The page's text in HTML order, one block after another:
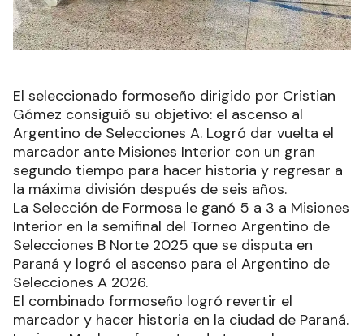
El seleccionado formoseño dirigido por Cristian
Gómez consiguió su objetivo: el ascenso al
Argentino de Selecciones A. Logró dar vuelta el
marcador ante Misiones Interior con un gran
segundo tiempo para hacer historia y regresar a
la máxima división después de seis años.
La Selección de Formosa le ganó 5 a 3 a Misiones
Interior en la semifinal del Torneo Argentino de
Selecciones B Norte 2025 que se disputa en
Paraná y logró el ascenso para el Argentino de
Selecciones A 2026.
El combinado formoseño logró revertir el
marcador y hacer historia en la ciudad de Paraná.